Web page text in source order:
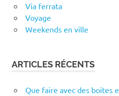
Via ferrata
Voyage
Weekends en ville
ARTICLES RÉCENTS
Que faire avec des boites